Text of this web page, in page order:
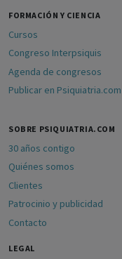
FORMACIÓN Y CIENCIA
Cursos
Congreso Interpsiquis
Agenda de congresos
Publicar en Psiquiatria.com
SOBRE PSIQUIATRIA.COM
30 años contigo
Quiénes somos
Clientes
Patrocinio y publicidad
Contacto
LEGAL